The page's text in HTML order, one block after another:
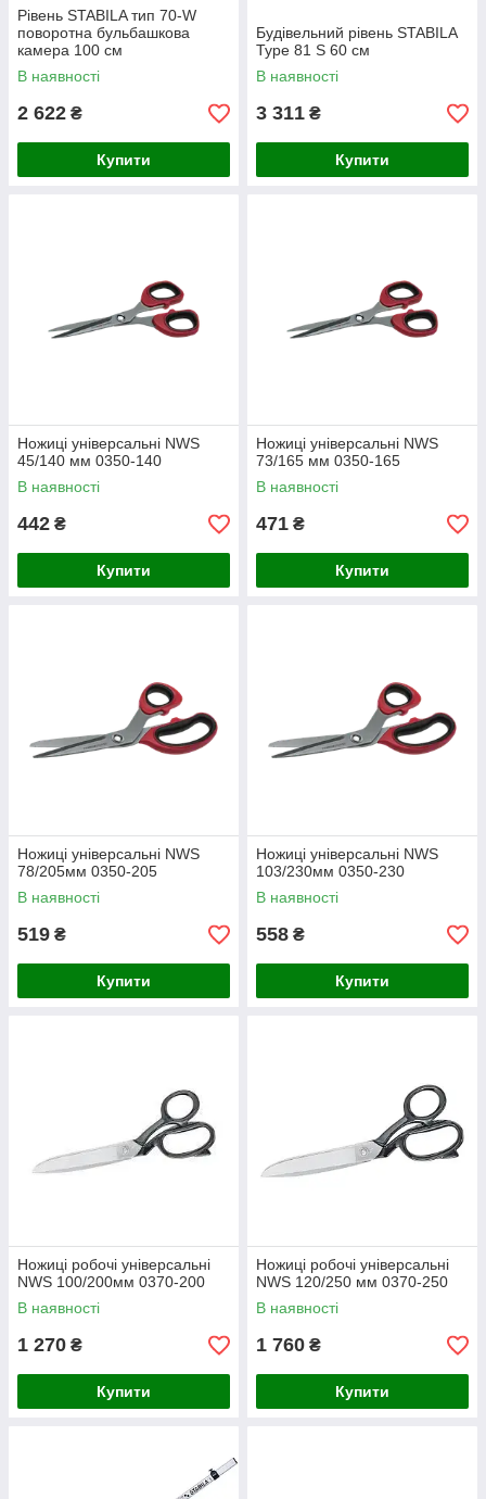
Рівень STABILA тип 70-W
поворотна бульбашкова
камера 100 см
В наявності
2 622 ₴
Купити
Будівельний рівень STABILA
Type 81 S 60 см
В наявності
3 311 ₴
Купити
Ножиці універсальні NWS
45/140 мм 0350-140
В наявності
442 ₴
Купити
Ножиці універсальні NWS
73/165 мм 0350-165
В наявності
471 ₴
Купити
Ножиці універсальні NWS
78/205мм 0350-205
В наявності
519 ₴
Купити
Ножиці універсальні NWS
103/230мм 0350-230
В наявності
558 ₴
Купити
Ножиці робочі універсальні
NWS 100/200мм 0370-200
В наявності
1 270 ₴
Купити
Ножиці робочі універсальні
NWS 120/250 мм 0370-250
В наявності
1 760 ₴
Купити